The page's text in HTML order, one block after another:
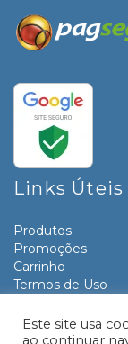
Links Úteis
Produtos
Promoções
Carrinho
Termos de Uso
Contato
Este site usa
ao continuar